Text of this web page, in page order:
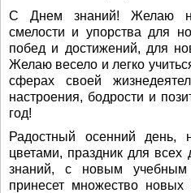
С Днем знаний! Желаю
смелости и упорства для
побед и достижений, для
Желаю весело и легко
сферах своей
настроения, бодрости и
год!
Радостный осенний день,
цветами, праздник для
знаний, с новым учебным
принесет множество